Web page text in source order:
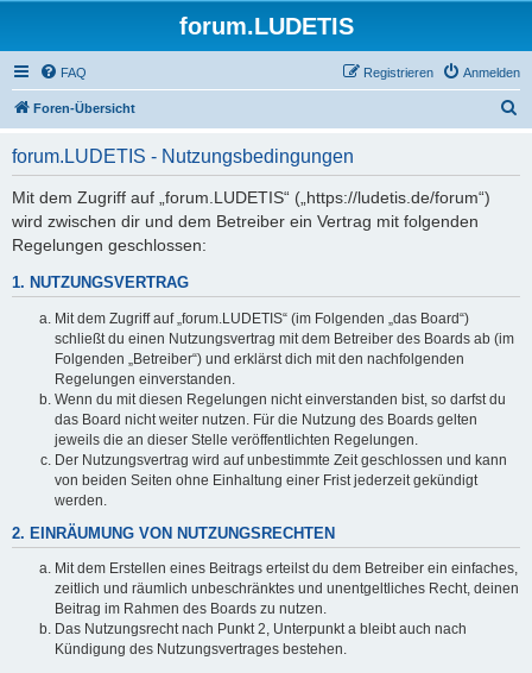
forum.LUDETIS
FAQ Anmelden
Registrieren
Foren-Übersicht
forum.LUDETIS - Nutzungsbedingungen
Mit dem Zugriff auf „forum.LUDETIS“ („https://ludetis.de/forum“)
wird zwischen dir und dem Betreiber ein Vertrag mit folgenden
Regelungen geschlossen:
1. NUTZUNGSVERTRAG
Mit dem Zugriff auf „forum.LUDETIS“ (im Folgenden „das Board“)
schließt du einen Nutzungsvertrag mit dem Betreiber des Boards ab (im
Folgenden „Betreiber“) und erklärst dich mit den nachfolgenden
Regelungen einverstanden.
Wenn du mit diesen Regelungen nicht einverstanden bist, so darfst du
das Board nicht weiter nutzen. Für die Nutzung des Boards gelten
jeweils die an dieser Stelle veröffentlichten Regelungen.
Der Nutzungsvertrag wird auf unbestimmte Zeit geschlossen und kann
von beiden Seiten ohne Einhaltung einer Frist jederzeit gekündigt
werden.
2. EINRÄUMUNG VON NUTZUNGSRECHTEN
Mit dem Erstellen eines Beitrags erteilst du dem Betreiber ein einfaches,
zeitlich und räumlich unbeschränktes und unentgeltliches Recht, deinen
Beitrag im Rahmen des Boards zu nutzen.
Das Nutzungsrecht nach Punkt 2, Unterpunkt a bleibt auch nach
Kündigung des Nutzungsvertrages bestehen.